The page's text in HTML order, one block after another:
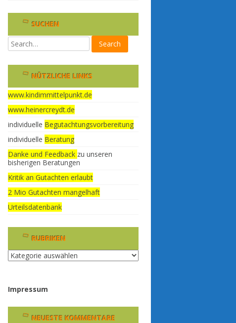
SUCHEN
NÜTZLICHE LINKS
www.kindimmittelpunkt.de
www.heinercreydt.de
individuelle Begutachtungsvorbereitung
individuelle Beratung
Danke und Feedback zu unseren
bisherigen Beratungen
Kritik an Gutachten erlaubt
2 Mio Gutachten mangelhaft
Urteilsdatenbank
RUBRIKEN
Rubriken
Impressum
NEUESTE KOMMENTARE